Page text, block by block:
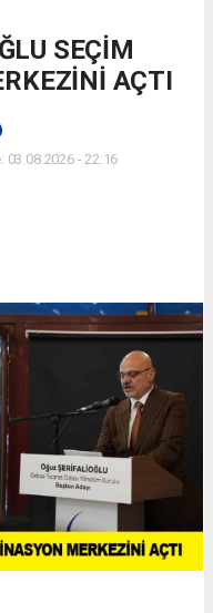
SEÇİM
AÇTI
03.08.2026 - 22:16